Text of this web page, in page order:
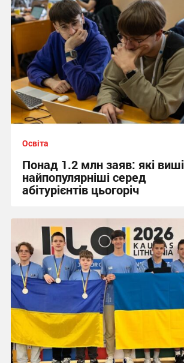
Освіта
Понад 1.2 млн заяв: які виші
найпопулярніші серед
абітурієнтів цьогоріч
19:21, 5.08.2026